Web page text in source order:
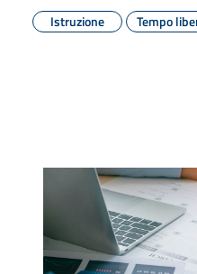
Istruzione
Tempo